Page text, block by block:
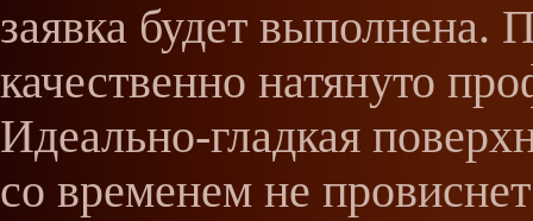
заявка будет выполнена.
качественно натянуто
Идеально-гладкая
со временем не